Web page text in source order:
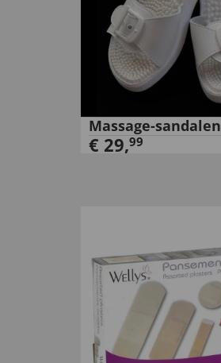
Massage-sandalen
€ 29,99